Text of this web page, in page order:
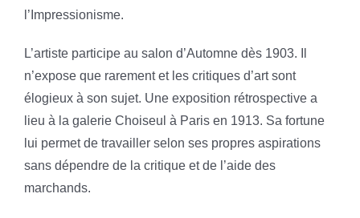
l’Impressionisme.
L’artiste participe au salon d’Automne dès 1903. Il
n’expose que rarement et les critiques d’art sont
élogieux à son sujet. Une exposition rétrospective a
lieu à la galerie Choiseul à Paris en 1913. Sa fortune
lui permet de travailler selon ses propres aspirations
sans dépendre de la critique et de l’aide des
marchands.